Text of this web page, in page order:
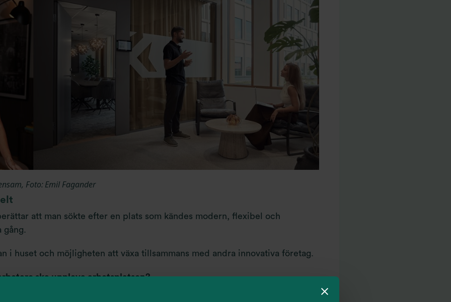
Foto: Emil Fagander
att man sökte efter en plats som kändes modern, flexibel och
gång.
i huset och möjligheten att växa tillsammans med andra innovativa företag.
ska uppleva arbetsplatsen?